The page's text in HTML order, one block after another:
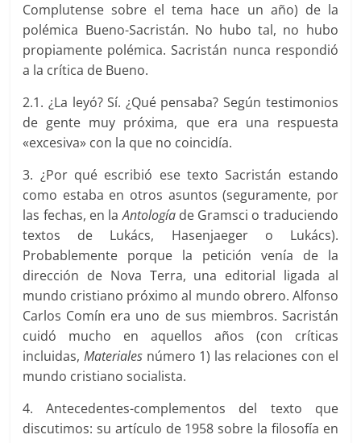
Complutense sobre el tema hace un año) de la
polémica Bueno-Sacristán. No hubo tal, no hubo
propiamente polémica. Sacristán nunca respondió
a la crítica de Bueno.
2.1. ¿La leyó? Sí. ¿Qué pensaba? Según testimonios
de gente muy próxima, que era una respuesta
«excesiva» con la que no coincidía.
3. ¿Por qué escribió ese texto Sacristán estando
como estaba en otros asuntos (seguramente, por
las fechas, en laAntologíade Gramsci o traduciendo
textos de Lukács, Hasenjaeger o Lukács).
Probablemente porque la petición venía de la
dirección de Nova Terra, una editorial ligada al
mundo cristiano próximo al mundo obrero. Alfonso
Carlos Comín era uno de sus miembros. Sacristán
cuidó mucho en aquellos años (con críticas
incluidas,Materiales número 1) las relaciones con el
mundo cristiano socialista.
4. Antecedentes-complementos del texto que
discutimos: su artículo de 1958 sobre la filosofía en